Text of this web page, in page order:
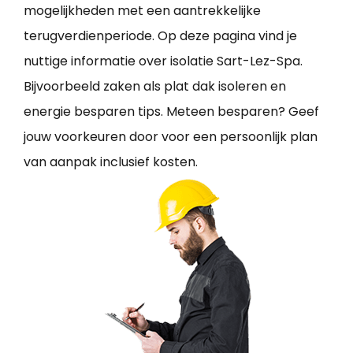
mogelijkheden met een aantrekkelijke
terugverdienperiode. Op deze pagina vind je
nuttige informatie over isolatie Sart-Lez-Spa.
Bijvoorbeeld zaken als plat dak isoleren en
energie besparen tips. Meteen besparen? Geef
jouw voorkeuren door voor een persoonlijk plan
van aanpak inclusief kosten.